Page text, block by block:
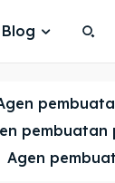
Blog
pembuatan
Agen